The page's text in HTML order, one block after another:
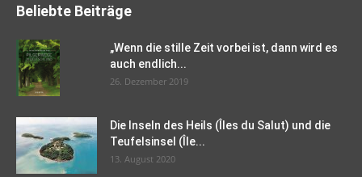
Beliebte Beiträge
„Wenn die stille Zeit vorbei ist, dann wird es
auch endlich...
26. Dezember 2019
Die Inseln des Heils (Îles du Salut) und die
Teufelsinsel (Île...
13. August 2020